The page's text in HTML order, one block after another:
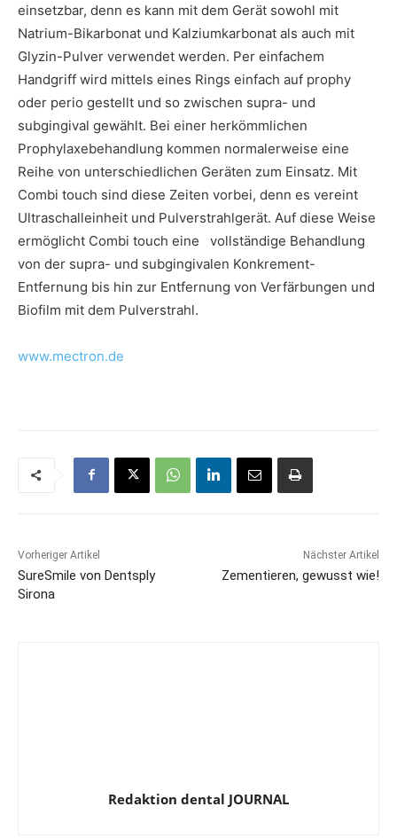
einsetzbar, denn es kann mit dem Gerät sowohl mit
Natrium-Bikarbonat und Kalziumkarbonat als auch mit
Glyzin-Pulver verwendet werden. Per einfachem
Handgriff wird mittels eines Rings einfach auf prophy
oder perio gestellt und so zwischen supra- und
subgingival gewählt. Bei einer herkömmlichen
Prophylaxebehandlung kommen normalerweise eine
Reihe von unterschiedlichen Geräten zum Einsatz. Mit
Combi touch sind diese Zeiten vorbei, denn es vereint
Ultraschalleinheit und Pulverstrahlgerät. Auf diese Weise
ermöglicht Combi touch eine vollständige Behandlung
von der supra- und subgingivalen Konkrement-
Entfernung bis hin zur Entfernung von Verfärbungen und
Biofilm mit dem Pulverstrahl.
www.mectron.de
Vorheriger Artikel
SureSmile von Dentsply
Sirona
Nächster Artikel
Zementieren, gewusst wie!
Redaktion dental JOURNAL